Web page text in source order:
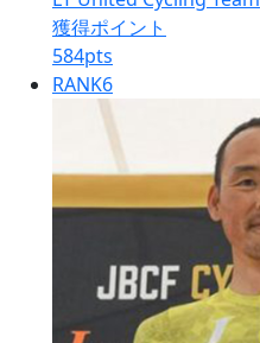
獲得ポイント
584pts
RANK6